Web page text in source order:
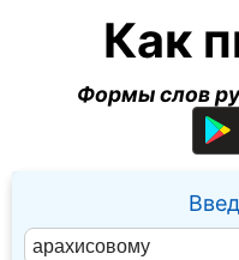
Как
Формы слов